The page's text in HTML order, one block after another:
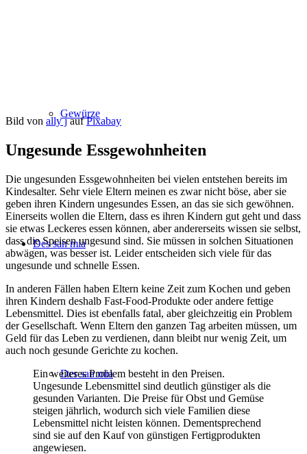
Gewürze
Des san mia
Des san mia
Bild von ally jaufPixabay
Ungesunde Essgewohnheiten
Die ungesunden Essgewohnheiten bei vielen entstehen bereits im
Kindesalter. Sehr viele Eltern meinen es zwar nicht böse, aber sie
geben ihren Kindern ungesundes Essen, an das sie sich gewöhnen.
Einerseits wollen die Eltern, dass es ihren Kindern gut geht und dass
sie etwas Leckeres essen können, aber andererseits wissen sie selbst,
dass die Speisen ungesund sind. Sie müssen in solchen Situationen
abwägen, was besser ist. Leider entscheiden sich viele für das
ungesunde und schnelle Essen.
In anderen Fällen haben Eltern keine Zeit zum Kochen und geben
ihren Kindern deshalb Fast-Food-Produkte oder andere fettige
Lebensmittel. Dies ist ebenfalls fatal, aber gleichzeitig ein Problem
der Gesellschaft. Wenn Eltern den ganzen Tag arbeiten müssen, um
Geld für das Leben zu verdienen, dann bleibt nur wenig Zeit, um
auch noch gesunde Gerichte zu kochen.
Ein weiteres Problem besteht in den Preisen.
Ungesunde Lebensmittel sind deutlich günstiger als die
gesunden Varianten. Die Preise für Obst und Gemüse
steigen jährlich, wodurch sich viele Familien diese
Lebensmittel nicht leisten können. Dementsprechend
sind sie auf den Kauf von günstigen Fertigprodukten
angewiesen.